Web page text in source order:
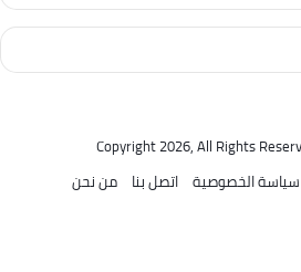
سياسة الخصوصية اتصل بنا من نحن